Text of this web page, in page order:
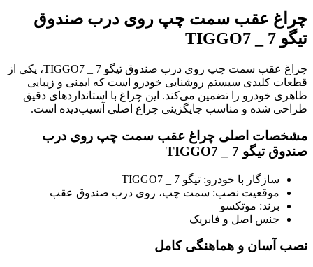
چراغ عقب سمت چپ روی درب صندوق
تیگو 7 _ TIGGO7
چراغ عقب سمت چپ روی درب صندوق تیگو 7 _ TIGGO7، یکی از
قطعات کلیدی سیستم روشنایی خودرو است که ایمنی و زیبایی
ظاهری خودرو را تضمین می‌کند. این چراغ با استانداردهای دقیق
طراحی شده و مناسب جایگزینی چراغ اصلی آسیب‌دیده است.
مشخصات اصلی چراغ عقب سمت چپ روی درب
صندوق تیگو 7 _ TIGGO7
سازگار با خودرو: تیگو 7 _ TIGGO7
موقعیت نصب: سمت چپ، روی درب صندوق عقب
برند: موتکسو
جنس اصل و فابریک
نصب آسان و هماهنگی کامل